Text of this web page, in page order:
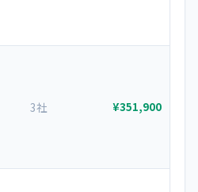
3社 ¥351,900